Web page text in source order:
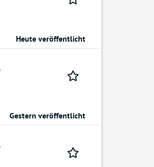
Heute veröffentlicht
Gestern veröffentlicht